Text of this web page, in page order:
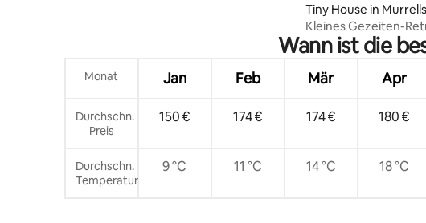
Tiny House in
Kleines Gezeiten-
Wann ist die
Monat Jan Feb Mär Apr
Durchschn.
Preis
150 € 174 € 174 € 180 €
Durchschn.
Temperatur
9 °C 11 °C 14 °C 18 °C